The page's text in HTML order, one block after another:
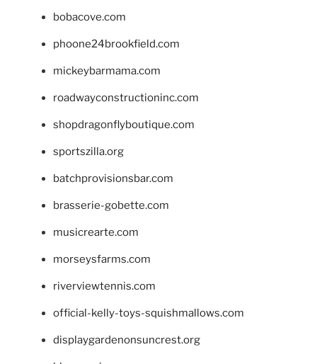
bobacove.com
phoone24brookfield.com
mickeybarmama.com
roadwayconstructioninc.com
shopdragonflyboutique.com
sportszilla.org
batchprovisionsbar.com
brasserie-gobette.com
musicrearte.com
morseysfarms.com
riverviewtennis.com
official-kelly-toys-squishmallows.com
displaygardenonsuncrest.org